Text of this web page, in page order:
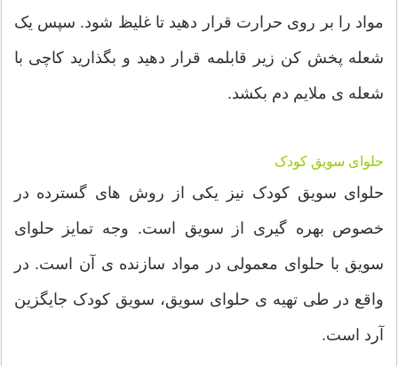
مواد را بر روی حرارت قرار دهید تا غلیظ شود. سپس یک
شعله پخش کن زیر قابلمه قرار دهید و بگذارید کاچی با
شعله ی ملایم دم بکشد.
حلوای سویق کودک
حلوای سویق کودک نیز یکی از روش های گسترده در
خصوص بهره گیری از سویق است. وجه تمایز حلوای
سویق با حلوای معمولی در مواد سازنده ی آن است. در
واقع در طی تهیه ی حلوای سویق، سویق کودک جایگزین
آرد است.